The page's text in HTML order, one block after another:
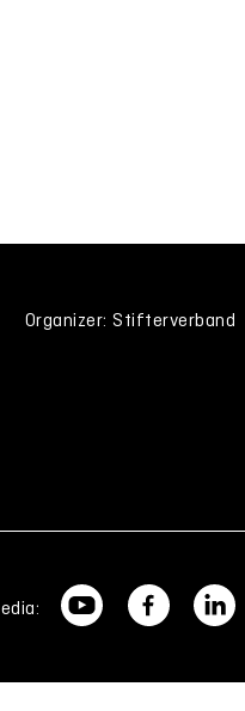
Organizer: Stifterverband